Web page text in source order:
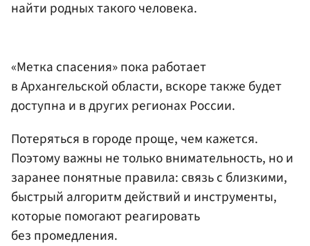
найти родных такого человека.
«Метка спасения» пока работает
в Архангельской области, вскоре также будет
доступна и в других регионах России.
Потеряться в городе проще, чем кажется.
Поэтому важны не только внимательность, но и
заранее понятные правила: связь с близкими,
быстрый алгоритм действий и инструменты,
которые помогают реагировать
без промедления.